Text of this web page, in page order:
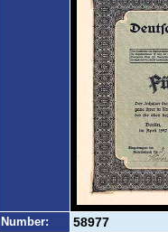
Number: 58977